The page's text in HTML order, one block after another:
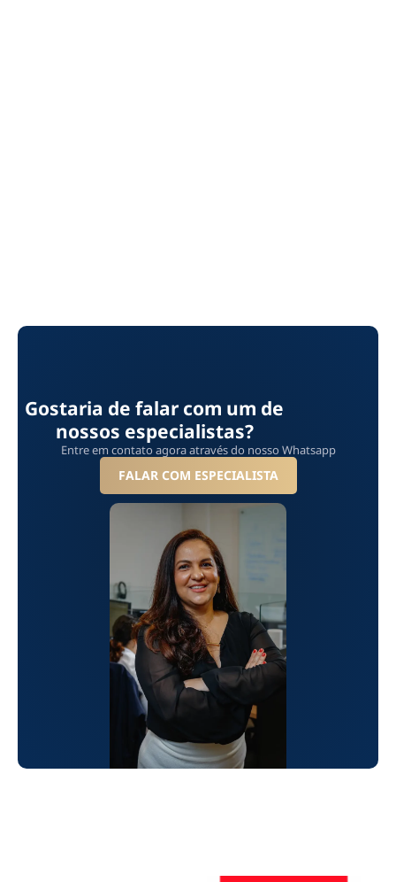
Gostaria de falar com um de
nossos especialistas?
Entre em contato agora através do nosso Whatsapp
FALAR COM ESPECIALISTA